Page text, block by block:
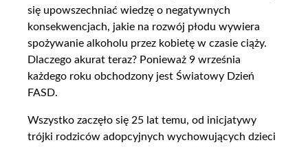
się upowszechniać wiedzę o negatywnych
konsekwencjach, jakie na rozwój płodu wywiera
spożywanie alkoholu przez kobietę w czasie ciąży.
Dlaczego akurat teraz? Ponieważ 9 września
każdego roku obchodzony jest Światowy Dzień
FASD.
Wszystko zaczęło się 25 lat temu, od inicjatywy
trójki rodziców adopcyjnych wychowujących dzieci